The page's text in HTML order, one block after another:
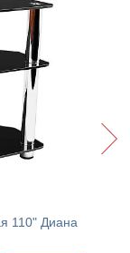
110" Диана